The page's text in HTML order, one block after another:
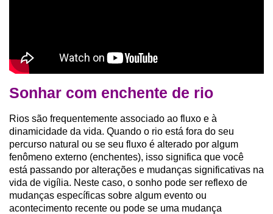
Sonhar com enchente de rio
Rios são frequentemente associado ao fluxo e à
dinamicidade da vida. Quando o rio está fora do seu
percurso natural ou se seu fluxo é alterado por algum
fenômeno externo (enchentes), isso significa que você
está passando por alterações e mudanças significativas na
vida de vigília. Neste caso, o sonho pode ser reflexo de
mudanças específicas sobre algum evento ou
acontecimento recente ou pode se uma mudança